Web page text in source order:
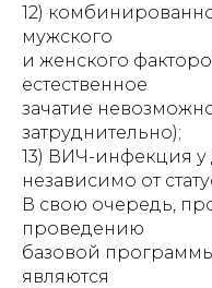
12)
мужского
и женского
естественное
зачатие
затруднительно);
13) ВИЧ-инфекция у
независимо от
В свою очередь,
проведению
базовой
являются